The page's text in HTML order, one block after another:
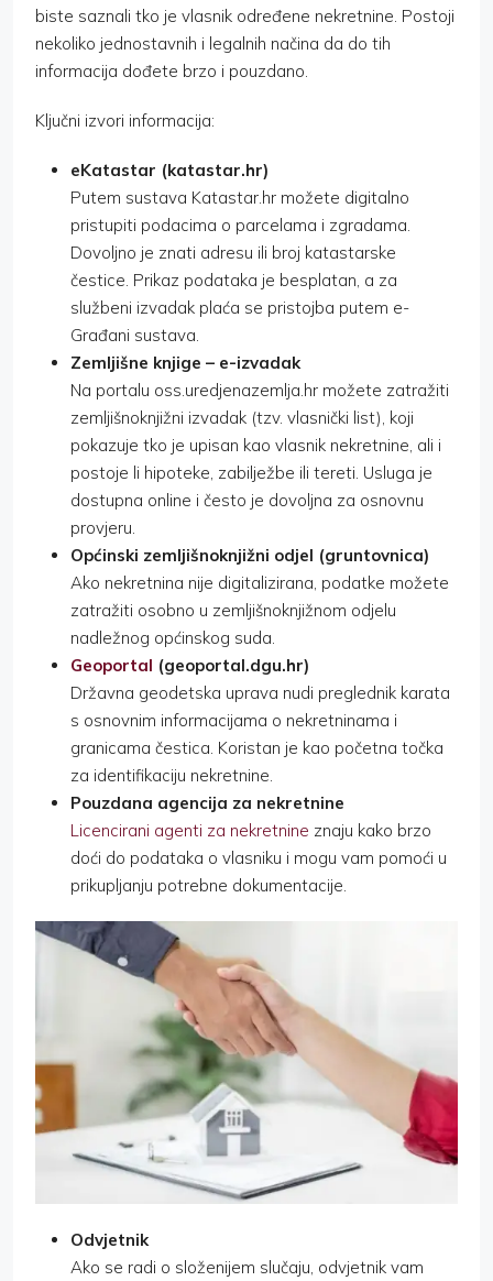
biste saznali tko je vlasnik određene nekretnine. Postoji
nekoliko jednostavnih i legalnih načina da do tih
informacija dođete brzo i pouzdano.
Ključni izvori informacija:
eKatastar (katastar.hr)
Putem sustava Katastar.hr možete digitalno
pristupiti podacima o parcelama i zgradama.
Dovoljno je znati adresu ili broj katastarske
čestice. Prikaz podataka je besplatan, a za
službeni izvadak plaća se pristojba putem e-
Građani sustava.
Zemljišne knjige – e-izvadak
Na portalu oss.uredjenazemlja.hr možete zatražiti
zemljišnoknjižni izvadak (tzv. vlasnički list), koji
pokazuje tko je upisan kao vlasnik nekretnine, ali i
postoje li hipoteke, zabilježbe ili tereti. Usluga je
dostupna online i često je dovoljna za osnovnu
provjeru.
Općinski zemljišnoknjižni odjel (gruntovnica)
Ako nekretnina nije digitalizirana, podatke možete
zatražiti osobno u zemljišnoknjižnom odjelu
nadležnog općinskog suda.
Geoportal (geoportal.dgu.hr)
Državna geodetska uprava nudi preglednik karata
s osnovnim informacijama o nekretninama i
granicama čestica. Koristan je kao početna točka
za identifikaciju nekretnine.
Pouzdana agencija za nekretnine
Licencirani agenti za nekretnine znaju kako brzo
doći do podataka o vlasniku i mogu vam pomoći u
prikupljanju potrebne dokumentacije.
Odvjetnik
Ako se radi o složenijem slučaju, odvjetnik vam